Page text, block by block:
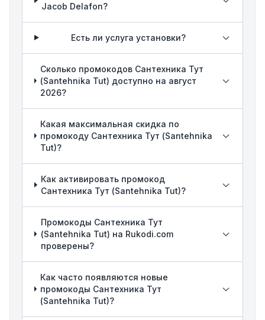
Jacob Delafon?
Есть ли услуга установки?
Сколько промокодов Сантехника Тут
(Santehnika Tut) доступно на август
2026?
Какая максимальная скидка по
промокоду Сантехника Тут (Santehnika
Tut)?
Как активировать промокод
Сантехника Тут (Santehnika Tut)?
Промокоды Сантехника Тут
(Santehnika Tut) на Rukodi.com
проверены?
Как часто появляются новые
промокоды Сантехника Тут
(Santehnika Tut)?